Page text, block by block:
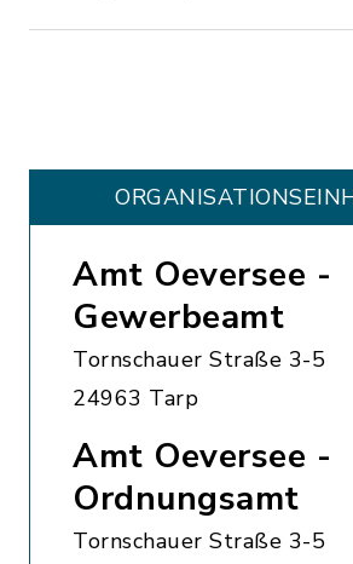
Amt Oeversee -
Gewerbeamt
Tornschauer Straße 3-5
24963 Tarp
Amt Oeversee -
Ordnungsamt
Tornschauer Straße 3-5